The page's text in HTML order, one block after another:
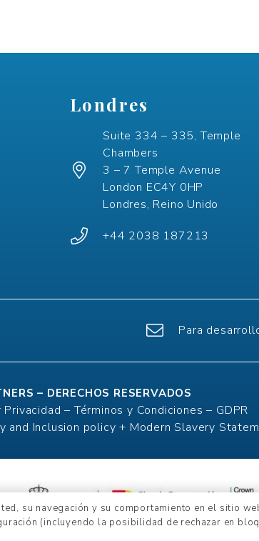
Londres
Suite 334 – 335, Temple
Chambers
3 – 7 Temple Avenue
London EC4Y 0HP
Londres, Reino Unido
+44 2038 187213
Para
– DERECHOS RESERVADOS
– Términos y Condiciones – GDPR
and Inclusion policy + Modern Slavery
su navegación y su comportamiento en el sitio
(incluyendo la posibilidad de rechazar en